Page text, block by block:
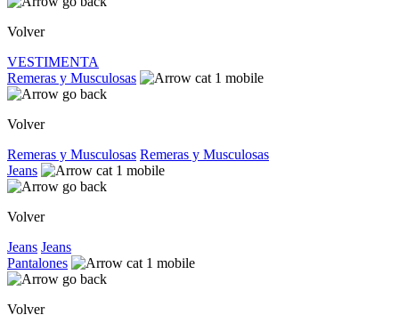
Volver
VESTIMENTA
Remeras y Musculosas
Volver
Remeras y Musculosas Remeras y Musculosas
Jeans
Volver
Jeans Jeans
Pantalones
Volver